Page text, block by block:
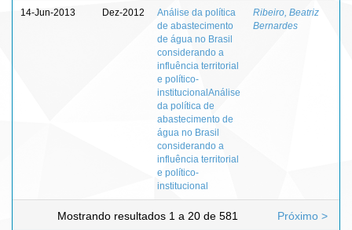
14-Jun-2013 Dez-2012
Análise da política
de abastecimento
de água no Brasil
considerando a
influência territorial
e político-
institucionalAnálise
da política de
abastecimento de
água no Brasil
considerando a
influência territorial
e político-
institucional
Ribeiro, Beatriz
Bernardes
Mostrando resultados 1 a 20 de 581 Próximo >